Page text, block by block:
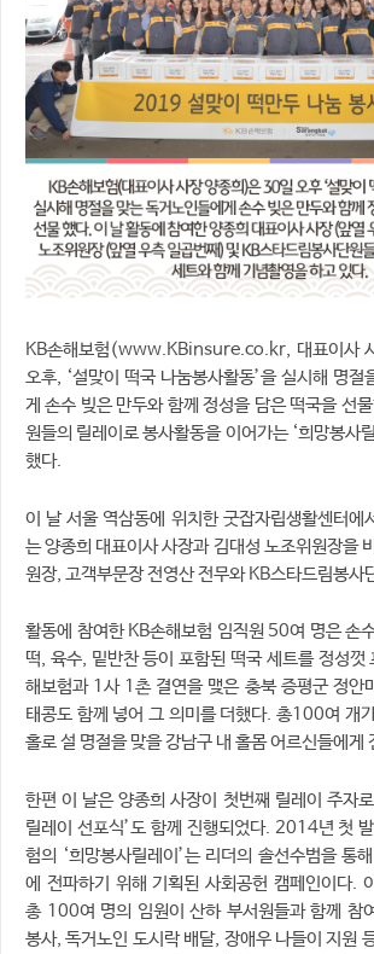
KB손해보험(www.KBinsure.co.kr, 대표이사
오후, ‘설맞이 떡국 나눔봉사활동’을 실시해 명절
게 손수 빚은 만두와 함께 정성을 담은 떡국을 선
원들의 릴레이로 봉사활동을 이어가는 ‘희망봉사
했다.
이 날 서울 역삼동에 위치한 굿잡자립생활센터에
는 양종희 대표이사 사장과 김대성 노조위원장을
원장, 고객부문장 전영산 전무와 KB스타드림봉사
활동에 참여한 KB손해보험 임직원 50여 명은 손
떡, 육수, 밑반찬 등이 포함된 떡국 세트를 정성껏
해보험과 1사 1촌 결연을 맺은 충북 증평군 정안
태콩도 함께 넣어 그 의미를 더했다. 총100여 개
홀로 설 명절을 맞을 강남구 내 홀몸 어르신들에게
한편 이 날은 양종희 사장이 첫번째 릴레이 주자
릴레이 선포식’도 함께 진행되었다. 2014년 첫
험의 ‘희망봉사릴레이’는 리더의 솔선수범을 통
에 전파하기 위해 기획된 사회공헌 캠페인이다.
총 100여 명의 임원이 산하 부서원들과 함께 참
봉사, 독거노인 도시락 배달, 장애우 나들이 지원